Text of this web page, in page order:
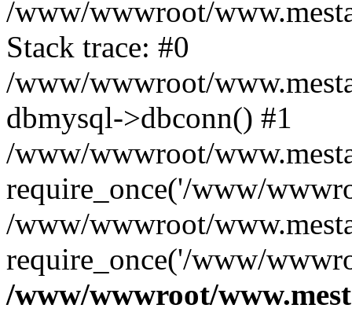
/www/wwwroot/
Stack trace: #0
/www/wwwroot/
dbmysql->dbconn() #1
/www/wwwroot/
require_once('/www/
/www/wwwroot/
require_once('/www/
/www/wwwroot/